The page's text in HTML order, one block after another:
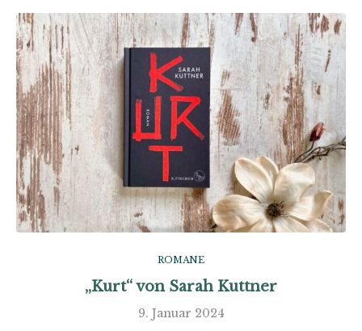
ROMANE
„Kurt“ von Sarah Kuttner
9. Januar 2024